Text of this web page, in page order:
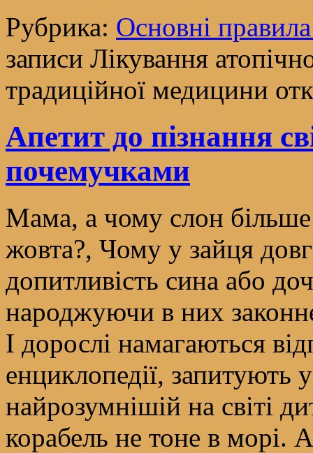
Рубрика: Основні
записи Лікування
традиційної медицини
Апетит до пізнання
почемучками
Мама, а чому слон
жовта?, Чому у зайця
допитливість сина або
народжуючи в них
І дорослі намагаються
енциклопедії, запитують
найрозумнішій на світі
корабель не тоне в